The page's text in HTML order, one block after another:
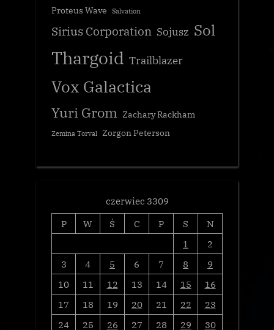
Proteus Wave Salvation
Sirius Corporation Sojusz Sol
Thargoid Trailblazer
Vox Galactica
Yuri Grom Zachary Rackham
Zemina Torval Zorgon Peterson
czerwiec 3309
P
W Ś C P S
N
1
2
3
4 5 6 7 8
9
10
11 12 13 14 15
16
17
18 19 20 21 22
23
24
25 26 27 28 29 30